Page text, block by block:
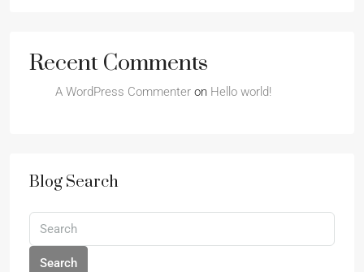
Recent Comments
A WordPress Commenter on Hello world!
Blog Search
Search